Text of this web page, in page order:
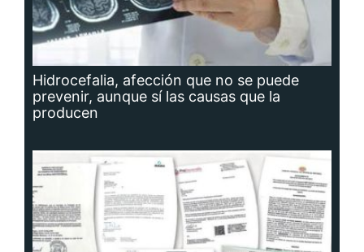
Hidrocefalia, afección que no se puede
prevenir, aunque sí las causas que la
producen